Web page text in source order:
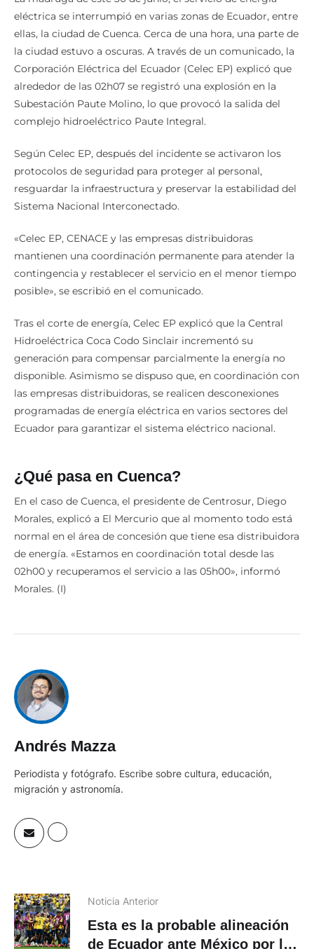
eléctrica se interrumpió en varias zonas de Ecuador, entre
ellas, la ciudad de Cuenca. Cerca de una hora, una parte de
la ciudad estuvo a oscuras. A través de un comunicado, la
Corporación Eléctrica del Ecuador (Celec EP) explicó que
alrededor de las 02h07 se registró una explosión en la
Subestación Paute Molino, lo que provocó la salida del
complejo hidroeléctrico Paute Integral.
Según Celec EP, después del incidente se activaron los
protocolos de seguridad para proteger al personal,
resguardar la infraestructura y preservar la estabilidad del
Sistema Nacional Interconectado.
«Celec EP, CENACE y las empresas distribuidoras
mantienen una coordinación permanente para atender la
contingencia y restablecer el servicio en el menor tiempo
posible», se escribió en el comunicado.
Tras el corte de energía, Celec EP explicó que la Central
Hidroeléctrica Coca Codo Sinclair incrementó su
generación para compensar parcialmente la energía no
disponible. Asimismo se dispuso que, en coordinación con
las empresas distribuidoras, se realicen desconexiones
programadas de energía eléctrica en varios sectores del
Ecuador para garantizar el sistema eléctrico nacional.
¿Qué pasa en Cuenca?
En el caso de Cuenca, el presidente de Centrosur, Diego
Morales, explicó a El Mercurio que al momento todo está
normal en el área de concesión que tiene esa distribuidora
de energía. «Estamos en coordinación total desde las
02h00 y recuperamos el servicio a las 05h00», informó
Morales. (I)
Andrés Mazza
Periodista y fotógrafo. Escribe sobre cultura, educación,
migración y astronomía.
Noticia Anterior
Esta es la probable alineación
de Ecuador ante México por los